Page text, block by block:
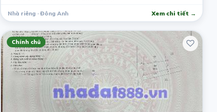
Nhà riêng · Đông Anh Xem chi tiết →
Chính chủ